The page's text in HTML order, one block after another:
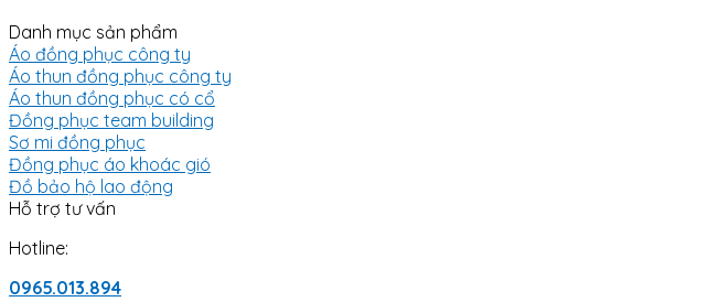
Danh mục sản phẩm
Áo đồng phục công ty
Áo thun đồng phục công ty
Áo thun đồng phục có cổ
Đồng phục team building
Sơ mi đồng phục
Đồng phục áo khoác gió
Đồ bảo hộ lao động
Hỗ trợ tư vấn
Hotline:
0965.013.894